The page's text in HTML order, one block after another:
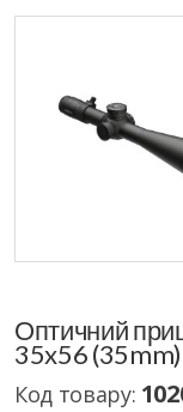
Оптичний
35x56
Код товару: